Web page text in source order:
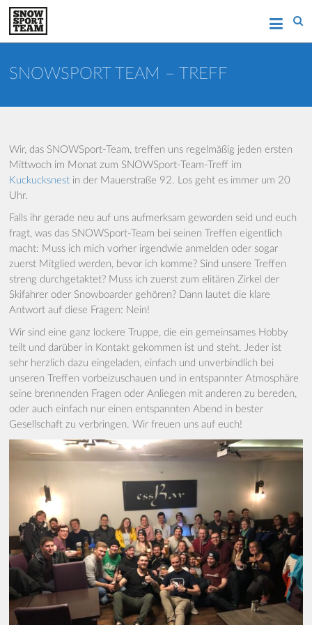
Zum
Inhalt
springen
AACHEN
Wintersport in Aachen
SNOWSPORT TEAM – TREFF
Wir, das SNOWSport-Team, treffen uns regelmäßig jeden ersten
Mittwoch im Monat zum SNOWSport-Team-Treff im
Kuckucksnest in der Mauerstraße 92. Los geht es immer um 20
Uhr.
Falls ihr gerade neu auf uns aufmerksam geworden seid und euch
fragt, was das SNOWSport-Team bei seinen Treffen eigentlich
macht: Muss ich mich vorher irgendwie anmelden oder sogar
zuerst Mitglied werden, bevor ich komme? Sind unsere Treffen
streng durchgetaktet? Muss ich zuerst zum elitären Zirkel der
Skifahrer oder Snowboarder gehören? Dann lautet die klare
Antwort auf diese Fragen: Nein!
Wir sind eine ganz lockere Truppe, die ein gemeinsames Hobby
teilt und darüber in Kontakt gekommen ist und steht. Jeder ist
sehr herzlich dazu eingeladen, einfach und unverbindlich bei
unseren Treffen vorbeizuschauen und in entspannter Atmosphäre
seine brennenden Fragen oder Anliegen mit anderen zu bereden,
oder auch einfach nur einen entspannten Abend in bester
Gesellschaft zu verbringen. Wir freuen uns auf euch!